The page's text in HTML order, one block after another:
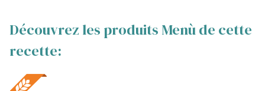
Découvrez les produits Menù de cette
recette: